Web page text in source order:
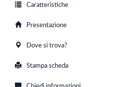
Caratteristiche
Presentazione
Dove si trova?
Stampa scheda